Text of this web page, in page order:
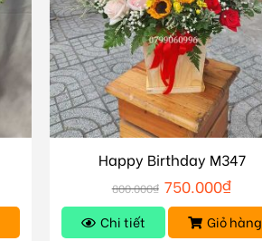
Happy Birthday M347
800.000₫ 750.000₫
Chi tiết Giỏ hàng